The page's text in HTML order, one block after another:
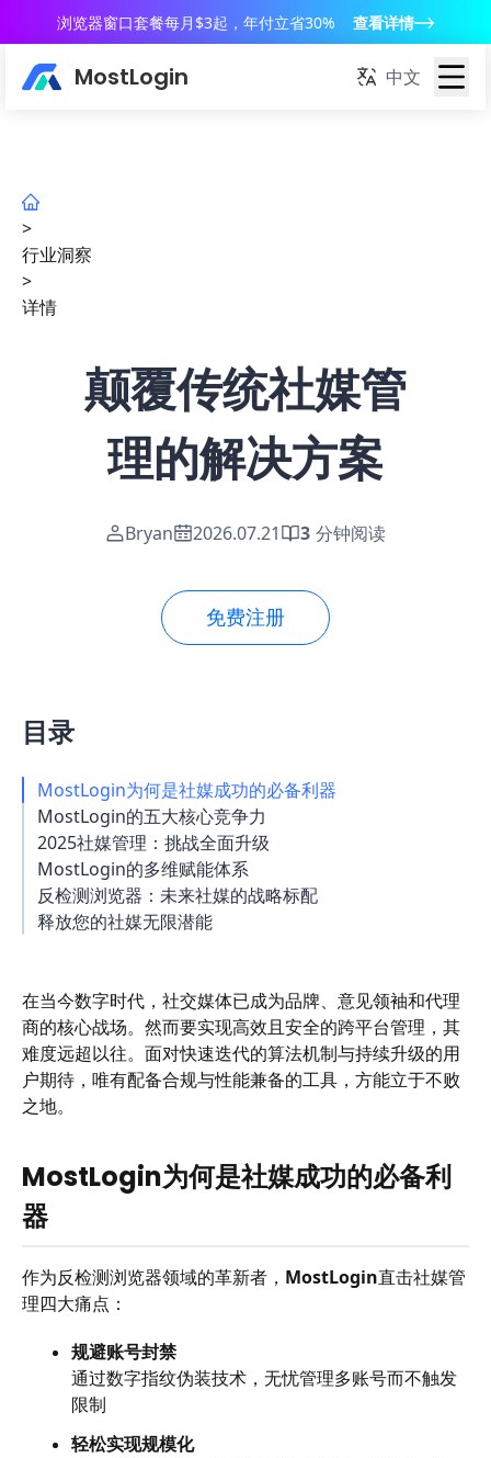
浏览器窗口套餐每月$3起，年付立省30% 查看详情
MostLogin 中文
>
行业洞察
>
详情
颠覆传统社媒管
理的解决方案
Bryan 2026.07.21 3 分钟阅读
免费注册
目录
MostLogin为何是社媒成功的必备利器
MostLogin的五大核心竞争力
2025社媒管理：挑战全面升级
MostLogin的多维赋能体系
反检测浏览器：未来社媒的战略标配
释放您的社媒无限潜能
在当今数字时代，社交媒体已成为品牌、意见领袖和代理
商的核心战场。然而要实现高效且安全的跨平台管理，其
难度远超以往。面对快速迭代的算法机制与持续升级的用
户期待，唯有配备合规与性能兼备的工具，方能立于不败
之地。
MostLogin为何是社媒成功的必备利
器
作为反检测浏览器领域的革新者， MostLogin直击社媒管
理四大痛点：
规避账号封禁
通过数字指纹伪装技术，无忧管理多账号而不触发
限制
轻松实现规模化